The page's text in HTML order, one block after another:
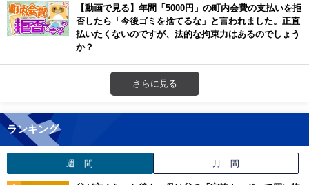
【動画で見る】年間「5000円」の町内会費の支払いを拒
否したら「今後ゴミを捨てるな」と言われました。正直
払いたくないのですが、法的な拘束力はあるのでしょう
か？
さらに見る
ランキング
週 間 月 間